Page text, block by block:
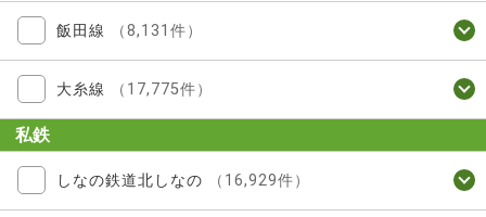
飯田線 （8,131件）
大糸線 （17,775件）
私鉄
しなの鉄道北しなの （16,929件）